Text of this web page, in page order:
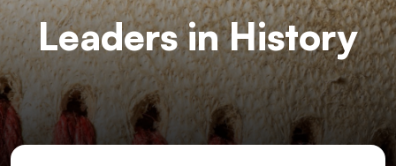
Leaders in History